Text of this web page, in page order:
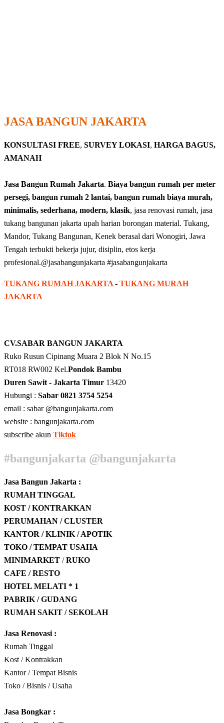
JASA BANGUN JAKARTA
KONSULTASI FREE, SURVEY LOKASI, HARGA BAGUS,
AMANAH
Jasa Bangun Rumah Jakarta. Biaya bangun rumah per meter
persegi, bangun rumah 2 lantai, bangun rumah biaya murah,
minimalis, sederhana, modern, klasik, jasa renovasi rumah, jasa
tukang bangunan jakarta upah harian borongan material. Tukang,
Mandor, Tukang Bangunan, Kenek berasal dari Wonogiri, Jawa
Tengah terbukti bekerja jujur, disiplin, etos kerja
profesional.@jasabangunjakarta #jasabangunjakarta
TUKANG RUMAH JAKARTA - TUKANG MURAH
JAKARTA
CV.SABAR BANGUN JAKARTA
Ruko Rusun Cipinang Muara 2 Blok N No.15
RT018 RW002 Kel.Pondok Bambu
Duren Sawit - Jakarta Timur 13420
Hubungi : Sabar 0821 3754 5254
email : sabar @bangunjakarta.com
website : bangunjakarta.com
subscribe akun Tiktok
#bangunjakarta @bangunjakarta
Jasa Bangun Jakarta :
RUMAH TINGGAL
KOST / KONTRAKKAN
PERUMAHAN / CLUSTER
KANTOR / KLINIK / APOTIK
TOKO / TEMPAT USAHA
MINIMARKET /RUKO
CAFE / RESTO
HOTEL MELATI * 1
PABRIK / GUDANG
RUMAH SAKIT / SEKOLAH
Jasa Renovasi :
Rumah Tinggal
Kost / Kontrakkan
Kantor / Tempat Bisnis
Toko / Bisnis / Usaha
Jasa Bongkar :